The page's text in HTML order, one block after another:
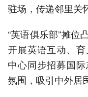
驻场，传递邻里关
“英语俱乐部”摊位
开展英语互动、
中心同步招募国
氛围，吸引中外居